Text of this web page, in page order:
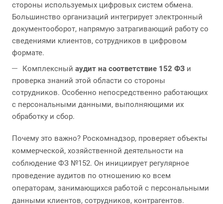
стороны используемых цифровых систем обмена.
Большинство организаций интегрирует электронный
документооборот, напрямую затрагивающий работу со
сведениями клиентов, сотрудников в цифровом
формате.
Комплексный аудит на соответствие 152 ФЗ и
проверка знаний этой области со стороны
сотрудников. Особенно непосредственно работающих
с персональными данными, выполняющими их
обработку и сбор.
Почему это важно? Роскомнадзор, проверяет объекты
коммерческой, хозяйственной деятельности на
соблюдение ФЗ №152. Он инициирует регулярное
проведение аудитов по отношению ко всем
операторам, занимающихся работой с персональными
данными клиентов, сотрудников, контрагентов.